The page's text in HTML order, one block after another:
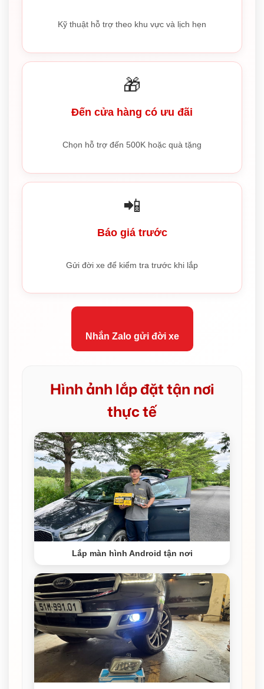
Kỹ thuật hỗ trợ theo khu vực và lịch hẹn
🎁
Đến cửa hàng có ưu đãi
Chọn hỗ trợ đến 500K hoặc quà tặng
📲
Báo giá trước
Gửi đời xe để kiểm tra trước khi lắp
Nhắn Zalo gửi đời xe
Hình ảnh lắp đặt tận nơi
thực tế
Lắp màn hình Android tận nơi